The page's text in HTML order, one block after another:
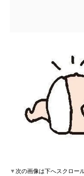
▼次の画像は下へスクロー